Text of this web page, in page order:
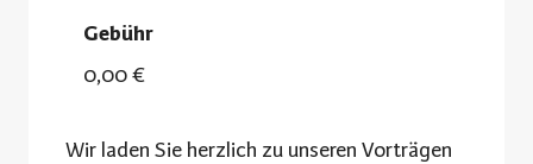
Gebühr
0,00 €
Wir laden Sie herzlich zu unseren Vorträgen